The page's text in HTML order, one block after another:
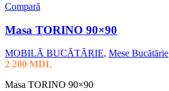
Compară
Masa TORINO 90×90
MOBILĂ BUCĂTĂRIE, Mese Bucătărie
2 200 MDL
Masa TORINO 90×90